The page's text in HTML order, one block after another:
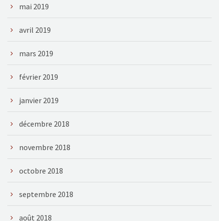
mai 2019
avril 2019
mars 2019
février 2019
janvier 2019
décembre 2018
novembre 2018
octobre 2018
septembre 2018
août 2018